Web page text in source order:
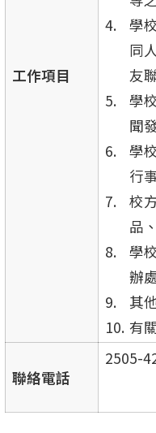
工作項目
學
同
友
學
聞
學
行
校
品
學
辦
其
有
聯絡電話
2505-